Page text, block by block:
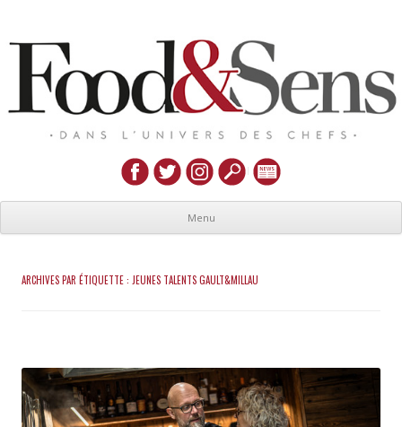
Menu
ARCHIVES PAR ÉTIQUETTE : JEUNES TALENTS GAULT&MILLAU